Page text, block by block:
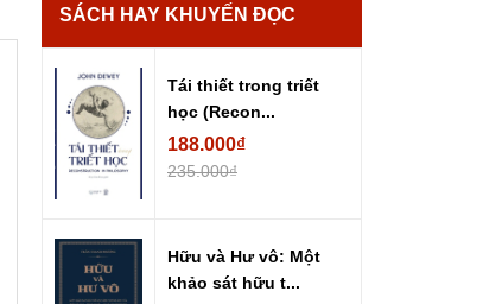
SÁCH HAY KHUYẾN ĐỌC
Tái thiết trong triết
học (Recon...
188.000₫
235.000₫
Hữu và Hư vô: Một
khảo sát hữu t...